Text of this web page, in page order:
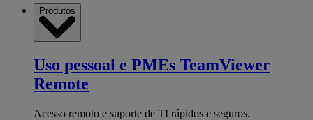
Produtos
Uso pessoal e PMEs TeamViewer
Remote
Acesso remoto e suporte de TI rápidos e seguros.